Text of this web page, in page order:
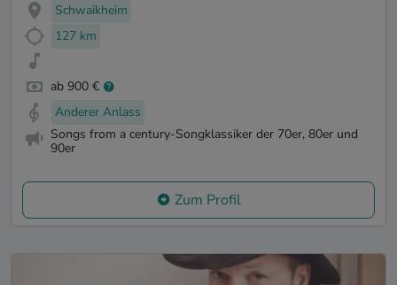
Schwaikheim
127 km
ab 900 €
Anderer Anlass
Songs from a century-Songklassiker der 70er, 80er und
90er
Zum Profil